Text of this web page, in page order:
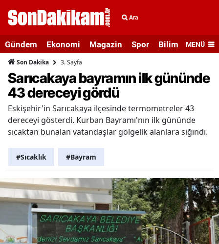
Ara
Gündem Ekonomi Magazin Spor Bilim veMENÜ
Son Dakika 3. Sayfa
Sarıcakaya bayramın ilk gününde
43 dereceyi gördü
Eskişehir'in Sarıcakaya ilçesinde termometreler 43
dereceyi gösterdi. Kurban Bayramı'nın ilk gününde
sıcaktan bunalan vatandaşlar gölgelik alanlara sığındı.
#Sıcaklık #Bayram